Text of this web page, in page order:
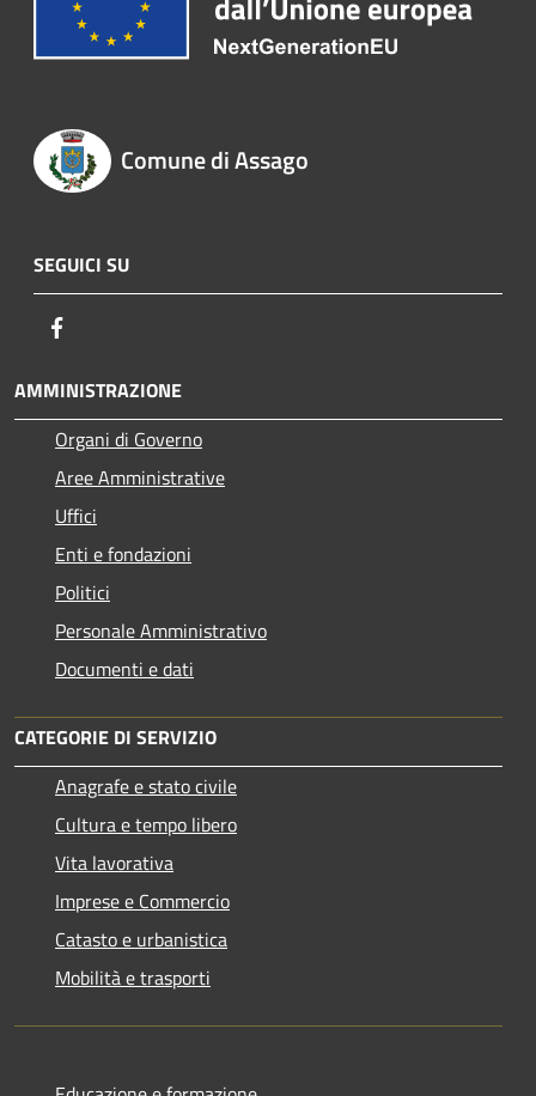
Comune di Assago
SEGUICI SU
AMMINISTRAZIONE
Organi di Governo
Aree Amministrative
Uffici
Enti e fondazioni
Politici
Personale Amministrativo
Documenti e dati
CATEGORIE DI SERVIZIO
Anagrafe e stato civile
Cultura e tempo libero
Vita lavorativa
Imprese e Commercio
Catasto e urbanistica
Mobilità e trasporti